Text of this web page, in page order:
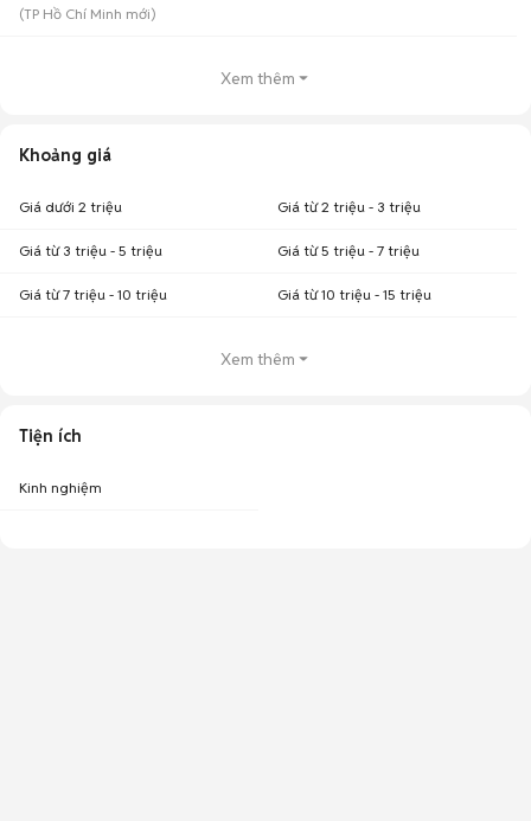
(TP Hồ Chí Minh mới)
Xem thêm
Khoảng giá
Giá dưới 2 triệu Giá từ 2 triệu - 3 triệu
Giá từ 3 triệu - 5 triệu Giá từ 5 triệu - 7 triệu
Giá từ 7 triệu - 10 triệu Giá từ 10 triệu - 15 triệu
Xem thêm
Tiện ích
Kinh nghiệm